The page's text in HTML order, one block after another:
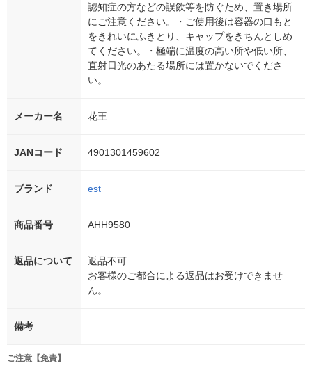
認知症の方などの誤飲等を防ぐため、置き場所
にご注意ください。・ご使用後は容器の口もと
をきれいにふきとり、キャップをきちんとしめ
てください。・極端に温度の高い所や低い所、
直射日光のあたる場所には置かないでくださ
い。
メーカー名 花王
JANコード 4901301459602
ブランド est
商品番号 AHH9580
返品について
返品不可
お客様のご都合による返品はお受けできませ
ん。
備考
ご注意【免責】